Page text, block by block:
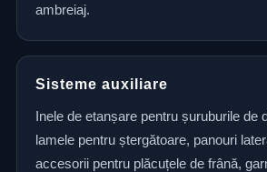
ambreiaj.
Sisteme auxiliare
Inele de etanșare pentru șuruburile de
lamele pentru ștergătoare, panouri
accesorii pentru plăcuțele de frână,